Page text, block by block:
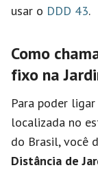
usar o DDD 43.
Como
fixo na
Para poder
localizada no
do Brasil, você
Distância de